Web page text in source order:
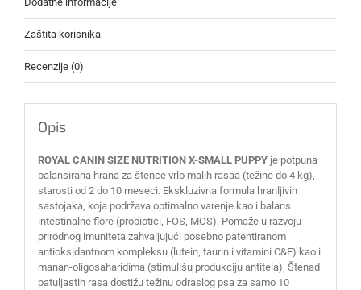
Zaštita korisnika
Recenzije (0)
Opis
ROYAL CANIN SIZE NUTRITION X-SMALL PUPPYje potpuna
balansirana hrana za štence vrlo malih rasaa (težine do 4 kg),
starosti od 2 do 10 meseci. Ekskluzivna formula hranljivih
sastojaka, koja podržava optimalno varenje kao i balans
intestinalne flore (probiotici, FOS, MOS). Pomaže u razvoju
prirodnog imuniteta zahvaljujući posebno patentiranom
antioksidantnom kompleksu (lutein, taurin i vitamini C&E) kao i
manan-oligosaharidima (stimulišu produkciju antitela). Štenad
patuljastih rasa dostižu težinu odraslog psa za samo 10